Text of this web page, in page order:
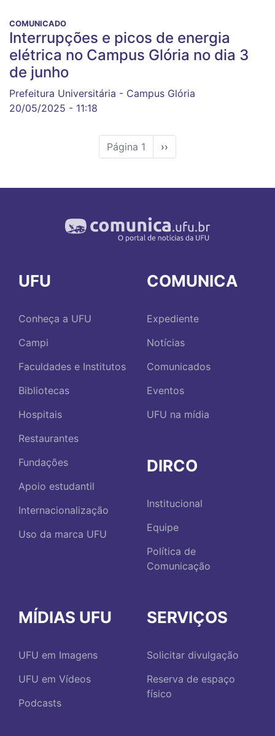
COMUNICADO
Interrupções e picos de energia
elétrica no Campus Glória no dia 3
de junho
Prefeitura Universitária - Campus Glória
20/05/2025 - 11:18
Página 1
Próxima
página
››
UFU
Conheça a UFU
Campi
Faculdades e Institutos
Bibliotecas
Hospitais
Restaurantes
Fundações
Apoio estudantil
Internacionalização
Uso da marca UFU
COMUNICA
Expediente
Notícias
Comunicados
Eventos
UFU na mídia
DIRCO
Institucional
Equipe
Política de
Comunicação
MÍDIAS UFU
UFU em Imagens
UFU em Vídeos
Podcasts
SERVIÇOS
Solicitar divulgação
Reserva de espaço
físico